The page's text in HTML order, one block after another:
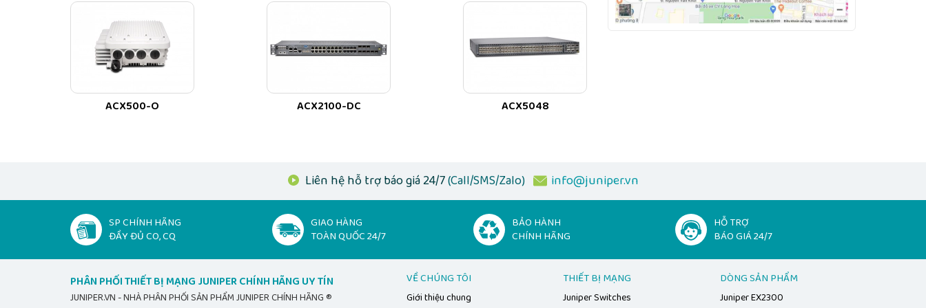
passively cooled, Junos OS (optics sold separately) chính hãng, giá tốt. Liên hệ ngay 0522 388 688 để được tư
vấn hỗ trợ.
SẢN PHẨMJUNIPER ACX1000-DC
JUNIPER.VN - NHÀ PHÂN PHỐI THIẾT BỊ MẠNG JUNIPER UY TÍN, DANH TIẾNG
JUNIPER.VN phân phối
chính hãng uy tín số 1️⃣ Việt Nam
ACX500-O ACX2100-DC ACX5048
Liên hệ hỗ trợ báo giá 24/7(Call/SMS/Zalo) info@juniper.vn
SP CHÍNH HÃNG
ĐẦY ĐỦ CO, CQ
GIAO HÀNG
TOÀN QUỐC 24/7
BẢO HÀNH
CHÍNH HÃNG
HỖ TRỢ
BÁO GIÁ 24/7
PHÂN PHỐI THIẾT BỊ MẠNG JUNIPER CHÍNH HÃNG UY TÍN
JUNIPER.VN - NHÀ PHÂN PHỐI SẢN PHẨM JUNIPER CHÍNH HÃNG ®
VỀ CHÚNG TÔI
Giới thiệu chung
THIẾT BỊ MẠNG
Juniper Switches
DÒNG SẢN PHẨM
Juniper EX2300